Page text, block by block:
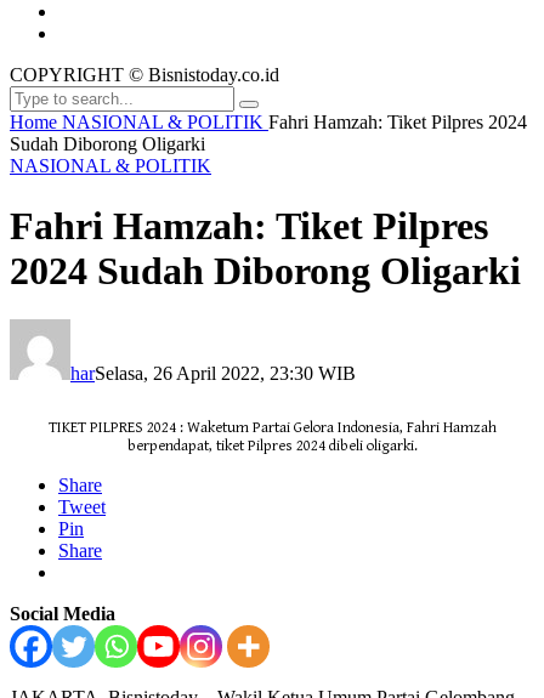
COPYRIGHT © Bisnistoday.co.id
Home NASIONAL & POLITIK Fahri Hamzah: Tiket Pilpres 2024
Sudah Diborong Oligarki
NASIONAL & POLITIK
Fahri Hamzah: Tiket Pilpres
2024 Sudah Diborong Oligarki
harSelasa, 26 April 2022, 23:30 WIB
TIKET PILPRES 2024 : Waketum Partai Gelora Indonesia, Fahri Hamzah
berpendapat, tiket Pilpres 2024 dibeli oligarki.
Share
Tweet
Pin
Share
Social Media